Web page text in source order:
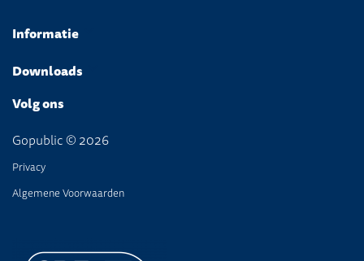
Informatie
Downloads
Volg ons
Gopublic © 2026
Privacy
Algemene Voorwaarden